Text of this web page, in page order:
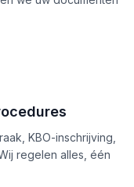
KBO-inschrijving,
regelen alles, één